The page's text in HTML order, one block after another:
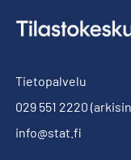
Tietopalvelu
029 551 2220
info@stat.fi